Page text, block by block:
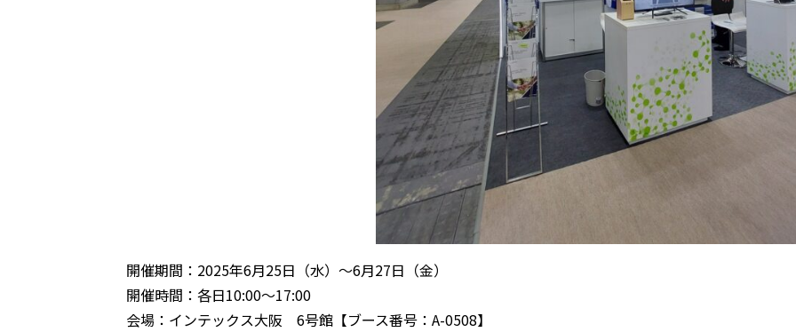
開催期間：2025年6月25日（水）～6月27日（金）
開催時間：各日10:00〜17:00
会場：インテックス大阪 6号館【ブース番号：A-0508】